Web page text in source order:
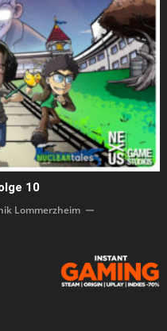
10
Lommerzheim